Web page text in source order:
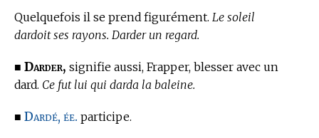
Quelquefois il se prend figurément. Le soleil
dardoit ses rayons. Darder un regard.
■ Darder, signifie aussi, Frapper, blesser avec un
dard. Ce fut lui qui darda la baleine.
■ Dardé, ée. participe.